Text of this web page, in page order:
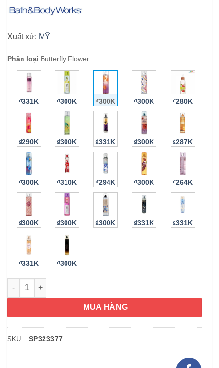
Xuất xứ: MỸ
Phân loại:Butterfly Flower
₫331K ₫300K ₫300K ₫300K ₫280K
₫290K ₫300K ₫331K ₫300K ₫287K
₫300K ₫310K ₫294K ₫300K ₫264K
₫300K ₫300K ₫300K ₫331K ₫331K
₫331K ₫300K
Xịt thơm Bath & Body Butterfly Flower Fragrance Mist 236ml
MUA HÀNG
SKU: SP323377